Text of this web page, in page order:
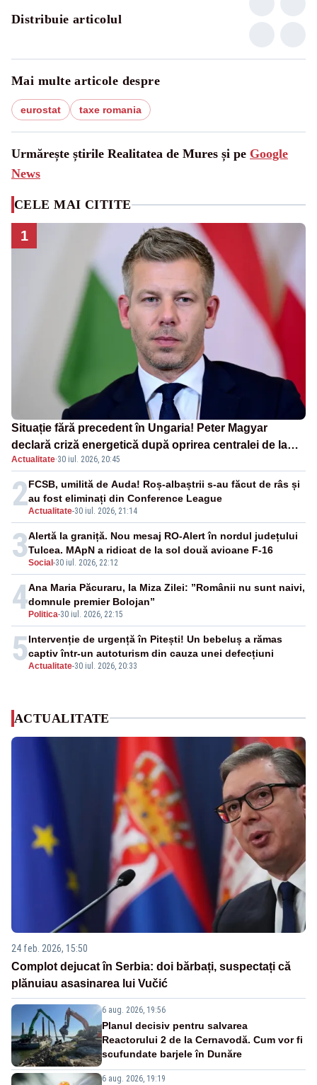
Distribuie articolul
Mai multe articole despre
eurostat taxe romania
Urmărește știrile Realitatea de Mures și pe Google
News
CELE MAI CITITE
1
Situație fără precedent în Ungaria! Peter Magyar
declară criză energetică după oprirea centralei de la
Paks
Actualitate·30 iul. 2026, 20:45
2Actualitate-30 iul. 2026, 21:14
FCSB, umilită de Auda! Roș-albaștrii s-au făcut de râs și
au fost eliminați din Conference League
3Social-30 iul. 2026, 22:12
Alertă la graniță. Nou mesaj RO-Alert în nordul județului
Tulcea. MApN a ridicat de la sol două avioane F-16
4Politica-30 iul. 2026, 22:15
Ana Maria Păcuraru, la Miza Zilei: ”Românii nu sunt naivi,
domnule premier Bolojan”
5Actualitate-30 iul. 2026, 20:33
Intervenție de urgență în Pitești! Un bebeluș a rămas
captiv într-un autoturism din cauza unei defecțiuni
ACTUALITATE
24 feb. 2026, 15:50
Complot dejucat în Serbia: doi bărbați, suspectați că
plănuiau asasinarea lui Vučić
6 aug. 2026, 19:56
Planul decisiv pentru salvarea
Reactorului 2 de la Cernavodă. Cum vor fi
scufundate barjele în Dunăre
6 aug. 2026, 19:19